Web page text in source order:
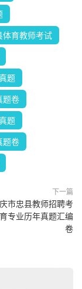
体育教师考试
题
题卷
题
题卷
下一篇
市忠县教师招聘考
专业历年真题汇编
卷